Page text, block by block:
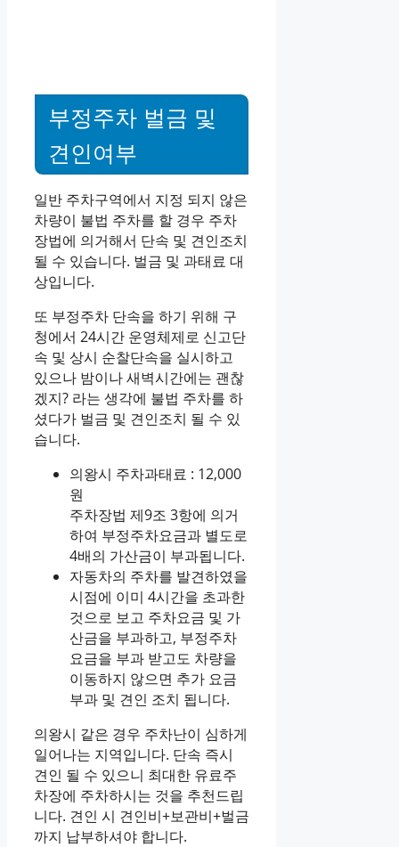
부정주차 벌금 및
견인여부
일반 주차구역에서 지정 되지 않은
차량이 불법 주차를 할 경우 주차
장법에 의거해서 단속 및 견인조치
될 수 있습니다. 벌금 및 과태료 대
상입니다.
또 부정주차 단속을 하기 위해 구
청에서 24시간 운영체제로 신고단
속 및 상시 순찰단속을 실시하고
있으나 밤이나 새벽시간에는 괜찮
겠지? 라는 생각에 불법 주차를 하
셨다가 벌금 및 견인조치 될 수 있
습니다.
의왕시 주차과태료 : 12,000
원
주차장법 제9조 3항에 의거
하여 부정주차요금과 별도로
4배의 가산금이 부과됩니다.
자동차의 주차를 발견하였을
시점에 이미 4시간을 초과한
것으로 보고 주차요금 및 가
산금을 부과하고, 부정주차
요금을 부과 받고도 차량을
이동하지 않으면 추가 요금
부과 및 견인 조치 됩니다.
의왕시 같은 경우 주차난이 심하게
일어나는 지역입니다. 단속 즉시
견인 될 수 있으니 최대한 유료주
차장에 주차하시는 것을 추천드립
니다. 견인 시 견인비+보관비+벌금
까지 납부하셔야 합니다.